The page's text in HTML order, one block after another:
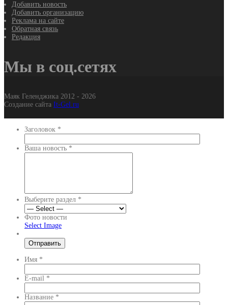
Добавить новость
Добавить организацию
Реклама на сайте
Обратная связь
Редакция
Мы в соц.сетях
Маяк Геленджика 2012 - 2026
Создание сайта It-Gel.ru
Заголовок *
Ваша новость *
Выберите раздел *
Фото новости
Select Image
Имя *
E-mail *
Название *